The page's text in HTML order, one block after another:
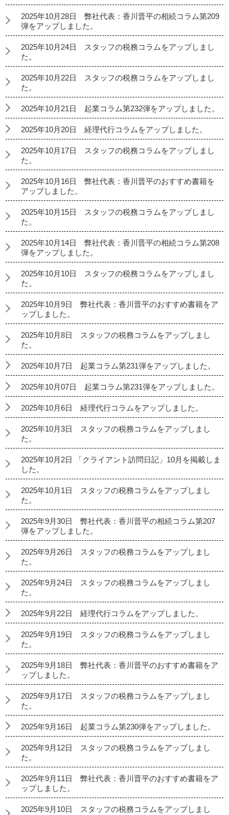
2025年10月28日 弊社代表：香川晋平の相続コラム第209
弾をアップしました。
2025年10月24日 スタッフの税務コラムをアップしまし
た。
2025年10月22日 スタッフの税務コラムをアップしまし
た。
2025年10月21日 起業コラム第232弾をアップしました。
2025年10月20日 経理代行コラムをアップしました。
2025年10月17日 スタッフの税務コラムをアップしまし
た。
2025年10月16日 弊社代表：香川晋平のおすすめ書籍を
アップしました。
2025年10月15日 スタッフの税務コラムをアップしまし
た。
2025年10月14日 弊社代表：香川晋平の相続コラム第208
弾をアップしました。
2025年10月10日 スタッフの税務コラムをアップしまし
た。
2025年10月9日 弊社代表：香川晋平のおすすめ書籍をア
ップしました。
2025年10月8日 スタッフの税務コラムをアップしまし
た。
2025年10月7日 起業コラム第231弾をアップしました。
2025年10月07日 起業コラム第231弾をアップしました。
2025年10月6日 経理代行コラムをアップしました。
2025年10月3日 スタッフの税務コラムをアップしまし
た。
2025年10月2日 「クライアント訪問日記」10月を掲載しま
した。
2025年10月1日 スタッフの税務コラムをアップしまし
た。
2025年9月30日 弊社代表：香川晋平の相続コラム第207
弾をアップしました。
2025年9月26日 スタッフの税務コラムをアップしまし
た。
2025年9月24日 スタッフの税務コラムをアップしまし
た。
2025年9月22日 経理代行コラムをアップしました。
2025年9月19日 スタッフの税務コラムをアップしまし
た。
2025年9月18日 弊社代表：香川晋平のおすすめ書籍をア
ップしました。
2025年9月17日 スタッフの税務コラムをアップしまし
た。
2025年9月16日 起業コラム第230弾をアップしました。
2025年9月12日 スタッフの税務コラムをアップしまし
た。
2025年9月11日 弊社代表：香川晋平のおすすめ書籍をア
ップしました。
2025年9月10日 スタッフの税務コラムをアップしまし